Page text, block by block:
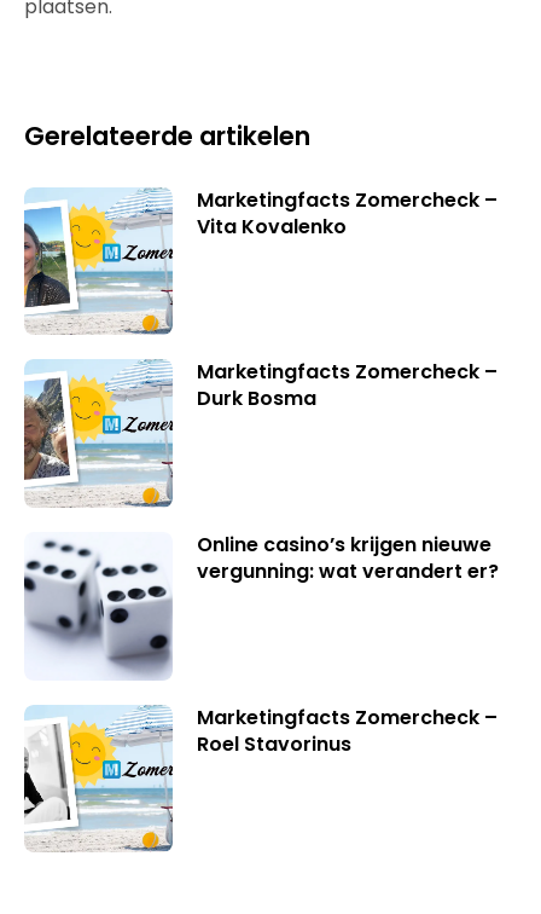
plaatsen.
Gerelateerde artikelen
Marketingfacts Zomercheck –
Vita Kovalenko
Marketingfacts Zomercheck –
Durk Bosma
Online casino’s krijgen nieuwe
vergunning: wat verandert er?
Marketingfacts Zomercheck –
Roel Stavorinus